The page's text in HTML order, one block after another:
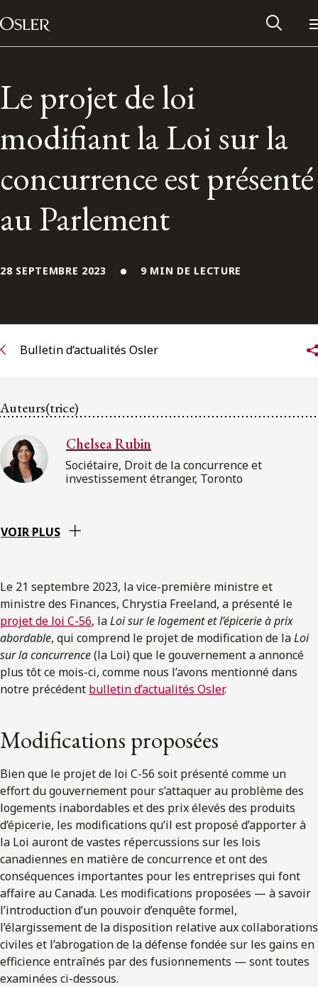
Passer au contenu
Main Navigation
Réseau des anciens d’Osler
ENGLISH
S’abonner
Le projet de loi
modifiant la Loi sur la
concurrence est présenté
au Parlement
28 SEPTEMBRE 2023 9 MIN DE LECTURE
Bulletin d’actualités Osler
Auteurs(trice)
Chelsea Rubin
Sociétaire, Droit de la concurrence et
investissement étranger, Toronto
VOIR PLUS
Le 21 septembre 2023, la vice-première ministre et
ministre des Finances, Chrystia Freeland, a présenté le
projet de loi C-56, laLoi sur le logement et l’épicerie à prix
abordable, qui comprend le projet de modification de laLoi
sur la concurrence(la Loi) que le gouvernement a annoncé
plus tôt ce mois-ci, comme nous l’avons mentionné dans
notre précédent bulletin d’actualités Osler.
Modifications proposées
Bien que le projet de loi C-56 soit présenté comme un
effort du gouvernement pour s’attaquer au problème des
logements inabordables et des prix élevés des produits
d’épicerie, les modifications qu’il est proposé d’apporter à
la Loi auront de vastes répercussions sur les lois
canadiennes en matière de concurrence et ont des
conséquences importantes pour les entreprises qui font
affaire au Canada. Les modifications proposées — à savoir
l’introduction d’un pouvoir d’enquête formel,
l’élargissement de la disposition relative aux collaborations
civiles et l’abrogation de la défense fondée sur les gains en
efficience entraînés par des fusionnements — sont toutes
examinées ci-dessous.